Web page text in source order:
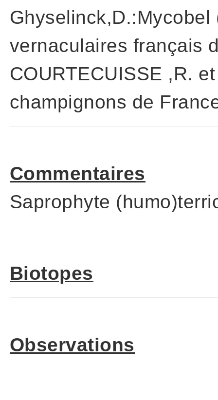
Ghyselinck,D.:Mycobel
vernaculaires français
COURTECUISSE ,R.
champignons de
Commentaires
Saprophyte
Biotopes
Observations